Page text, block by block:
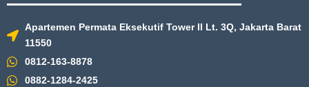
Apartemen Permata Eksekutif Tower II Lt. 3Q, Jakarta Barat
11550
0812-163-8878
0882-1284-2425